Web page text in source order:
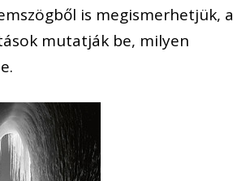
is megismerhetjük, a
mutatják be, milyen